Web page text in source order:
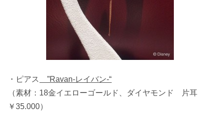
・ピアス
”Ravan-レイバン-“
（素材：18金イエローゴールド、ダイヤモンド 片耳
￥35.000）